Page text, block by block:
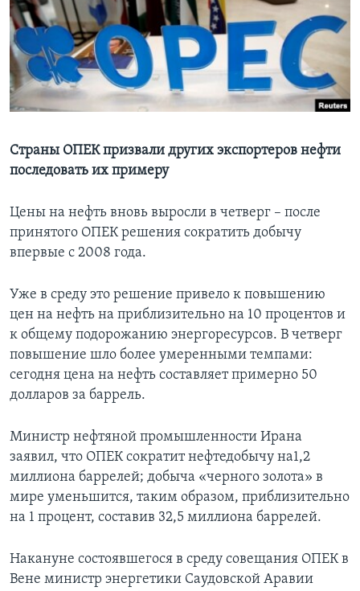
Learning English
СОЦИАЛЬНЫЕ СЕТИ
Языки
Страны ОПЕК призвали других экспортеров нефти
последовать их примеру
Цены на нефть вновь выросли в четверг – после
принятого ОПЕК решения сократить добычу
впервые с 2008 года.
Уже в среду это решение привело к повышению
цен на нефть на приблизительно на 10 процентов и
к общему подорожанию энергоресурсов. В четверг
повышение шло более умеренными темпами:
сегодня цена на нефть составляет примерно 50
долларов за баррель.
Министр нефтяной промышленности Ирана
заявил, что ОПЕК сократит нефтедобычу на1,2
миллиона баррелей; добыча «черного золота» в
мире уменьшится, таким образом, приблизительно
на 1 процент, составив 32,5 миллиона баррелей.
Накануне состоявшегося в среду совещания ОПЕК в
Вене министр энергетики Саудовской Аравии